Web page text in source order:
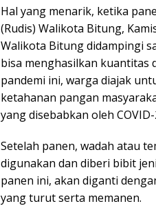
Hal yang menarik, ketika
(Rudis) Walikota Bitung,
Walikota Bitung didampingi
bisa menghasilkan kuantitas
pandemi ini, warga diajak
ketahanan pangan
yang disebabkan oleh
Setelah panen, wadah atau
digunakan dan diberi bibit
panen ini, akan diganti
yang turut serta memanen.